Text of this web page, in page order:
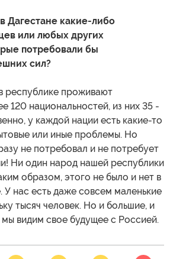
Дагестане какие-либо
или любых других
потребовали бы
сил?
республике проживают
120 национальностей, из них 35 -
у каждой нации есть какие-то
или иные проблемы. Но
не потребовал и не потребует
Ни один народ нашей республики
образом, этого не было и нет в
У нас есть даже совсем маленькие
тысяч человек. Но и большие, и
видим свое будущее с Россией.